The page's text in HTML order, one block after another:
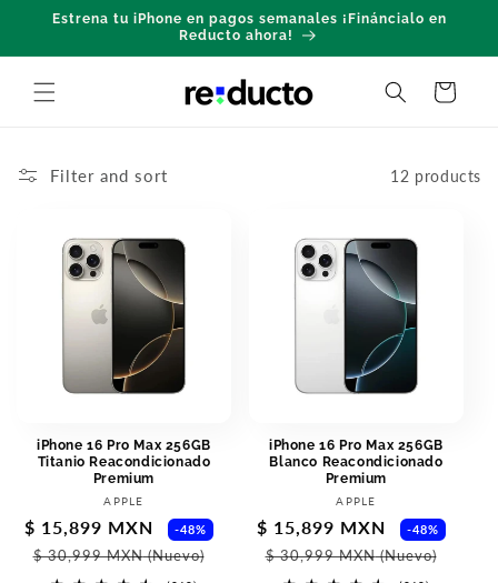
Skip to
Estrena tu iPhone en pagos semanales ¡Fináncialo en
Reducto ahora!
Cart
Filter and sort 12 products
iPhone 16 Pro Max 256GB
Titanio Reacondicionado
Premium
Vendor:
APPLE
Sale
price
$ 15,899 MXN -48%
Regular
price
$ 30,999 MXN(Nuevo)
iPhone 16 Pro Max 256GB
Blanco Reacondicionado
Premium
Vendor:
APPLE
Sale
price
$ 15,899 MXN -48%
$ 30,999 MXN(Nuevo)